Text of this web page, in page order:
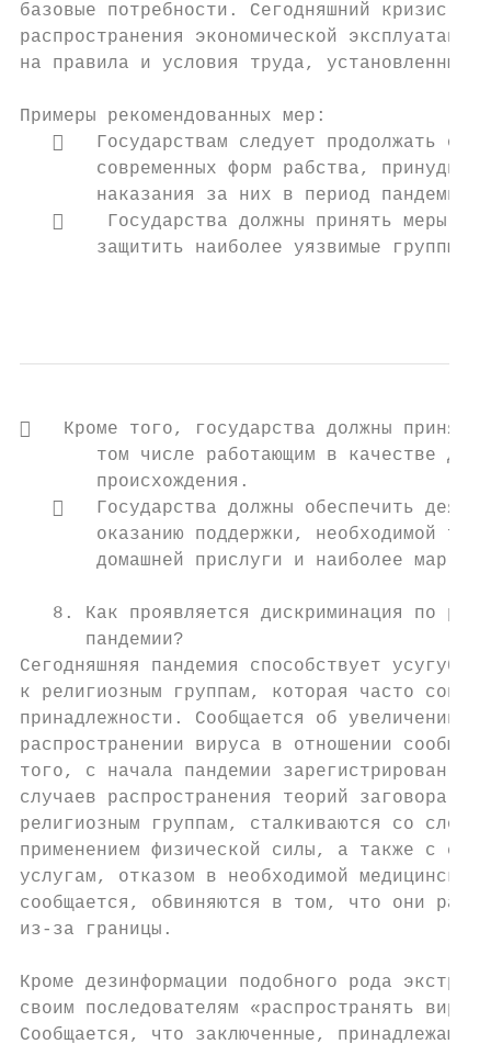
базовые потребности. Сегодняшний кризис
распространения экономической
на правила и условия труда, установленные
Примеры рекомендованных мер:
   Государствам следует продолжать
современных форм рабства,
       наказания за них в период пандемии.
    Государства должны принять меры
защитить наиболее уязвимые группы,
   Кроме того, государства должны принять
том числе работающим в качестве
       происхождения.
   Государства должны обеспечить
оказанию поддержки, необходимой
домашней прислуги и наиболее
8. Как проявляется дискриминация по
      пандемии?
Сегодняшняя пандемия способствует
к религиозным группам, которая часто
принадлежности. Сообщается об увеличении
распространении вируса в отношении
того, с начала пандемии зарегистрирован
случаев распространения теорий заговора
религиозным группам, сталкиваются со
применением физической силы, а также с
услугам, отказом в необходимой
сообщается, обвиняются в том, что они
из-за границы.
Кроме дезинформации подобного рода
своим последователям «распространять
Сообщается, что заключенные,